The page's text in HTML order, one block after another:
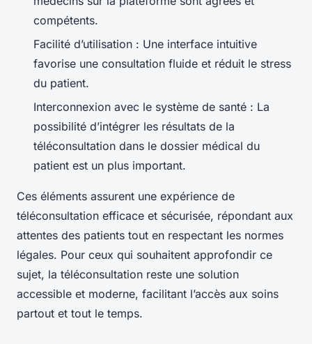
compétents.
Facilité d’utilisation : Une interface intuitive
favorise une consultation fluide et réduit le stress
du patient.
Interconnexion avec le système de santé : La
possibilité d’intégrer les résultats de la
téléconsultation dans le dossier médical du
patient est un plus important.
Ces éléments assurent une expérience de
téléconsultation efficace et sécurisée, répondant aux
attentes des patients tout en respectant les normes
légales. Pour ceux qui souhaitent approfondir ce
sujet, la téléconsultation reste une solution
accessible et moderne, facilitant l’accès aux soins
partout et tout le temps.